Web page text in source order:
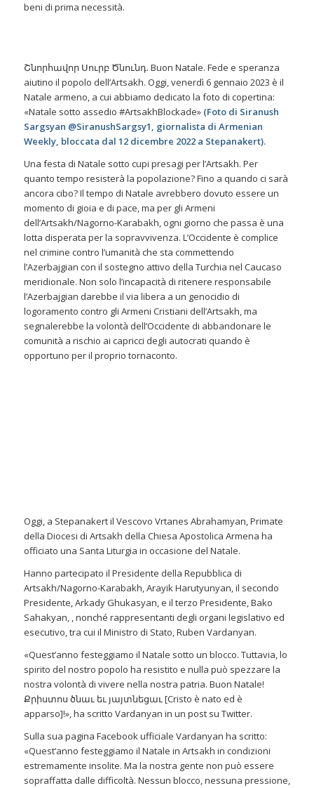
beni di prima necessità.
Շնորհավոր Սուրբ Ծնունդ. Buon Natale. Fede e speranza
aiutino il popolo dell’Artsakh. Oggi, venerdì 6 gennaio 2023 è il
Natale armeno, a cui abbiamo dedicato la foto di copertina:
«Natale sotto assedio #ArtsakhBlockade» (Foto di Siranush
Sargsyan @SiranushSargsy1, giornalista di Armenian
Weekly, bloccata dal 12 dicembre 2022 a Stepanakert).
Una festa di Natale sotto cupi presagi per l’Artsakh. Per
quanto tempo resisterà la popolazione? Fino a quando ci sarà
ancora cibo? Il tempo di Natale avrebbero dovuto essere un
momento di gioia e di pace, ma per gli Armeni
dell’Artsakh/Nagorno-Karabakh, ogni giorno che passa è una
lotta disperata per la sopravvivenza. L’Occidente è complice
nel crimine contro l’umanità che sta commettendo
l’Azerbajgian con il sostegno attivo della Turchia nel Caucaso
meridionale. Non solo l’incapacità di ritenere responsabile
l’Azerbajgian darebbe il via libera a un genocidio di
logoramento contro gli Armeni Cristiani dell’Artsakh, ma
segnalerebbe la volontà dell’Occidente di abbandonare le
comunità a rischio ai capricci degli autocrati quando è
opportuno per il proprio tornaconto.
Oggi, a Stepanakert il Vescovo Vrtanes Abrahamyan, Primate
della Diocesi di Artsakh della Chiesa Apostolica Armena ha
officiato una Santa Liturgia in occasione del Natale.
Hanno partecipato il Presidente della Repubblica di
Artsakh/Nagorno-Karabakh, Arayik Harutyunyan, il secondo
Presidente, Arkady Ghukasyan, e il terzo Presidente, Bako
Sahakyan, , nonché rappresentanti degli organi legislativo ed
esecutivo, tra cui il Ministro di Stato, Ruben Vardanyan.
«Quest’anno festeggiamo il Natale sotto un blocco. Tuttavia, lo
spirito del nostro popolo ha resistito e nulla può spezzare la
nostra volontà di vivere nella nostra patria. Buon Natale!
Քրիստոս ծնաւ եւ յայտնեցաւ [Cristo è nato ed è
apparso]!», ha scritto Vardanyan in un post su Twitter.
Sulla sua pagina Facebook ufficiale Vardanyan ha scritto:
«Quest’anno festeggiamo il Natale in Artsakh in condizioni
estremamente insolite. Ma la nostra gente non può essere
sopraffatta dalle difficoltà. Nessun blocco, nessuna pressione,